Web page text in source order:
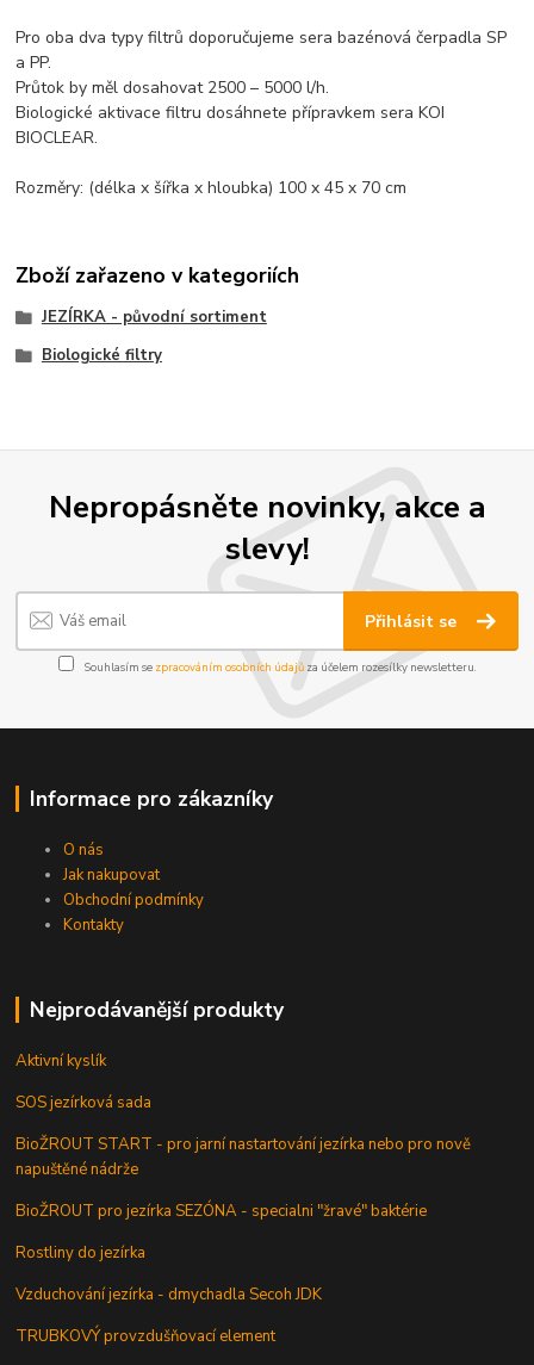
Pro oba dva typy filtrů doporučujeme sera bazénová čerpadla SP
a PP.
Průtok by měl dosahovat 2500 – 5000 l/h.
Biologické aktivace filtru dosáhnete přípravkem sera KOI
BIOCLEAR.
Rozměry: (délka x šířka x hloubka) 100 x 45 x 70 cm
Zboží zařazeno v kategoriích
JEZÍRKA - původní sortiment
Biologické filtry
Nepropásněte novinky, akce a
slevy!
Přihlásit se
Souhlasím se zpracováním osobních údajůza účelem rozesílky newsletteru.
Informace pro zákazníky
O nás
Jak nakupovat
Obchodní podmínky
Kontakty
Nejprodávanější produkty
Aktivní kyslík
SOS jezírková sada
BioŽROUT START - pro jarní nastartování jezírka nebo pro nově
napuštěné nádrže
BioŽROUT pro jezírka SEZÓNA - specialni "žravé" baktérie
Rostliny do jezírka
Vzduchování jezírka - dmychadla Secoh JDK
TRUBKOVÝ provzdušňovací element